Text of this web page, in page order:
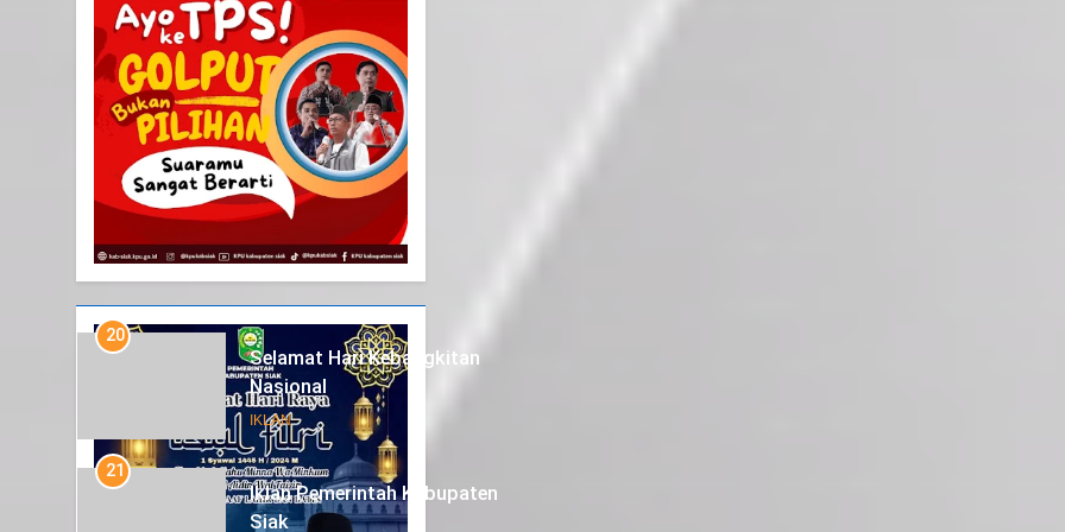
20
Selamat Hari Kebangkitan
Nasional
21
Iklan Pemerintah Kabupaten
Siak
IKLAN
22
NORMAN SILITONGA CALEG
DPRD PROVINSI DKI JAKARTA